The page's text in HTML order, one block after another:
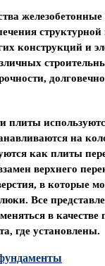
конструкций и
плиты
на
как плиты
верхнего
в которые
Все
в качестве
где установлены.